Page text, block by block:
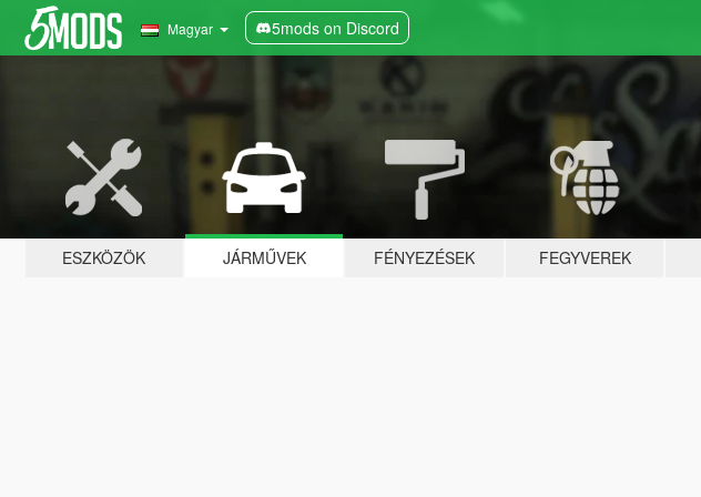
Magyar 5mods on Discord
ESZKÖZÖK JÁRMŰVEK FÉNYEZÉSEK FEGYVEREK